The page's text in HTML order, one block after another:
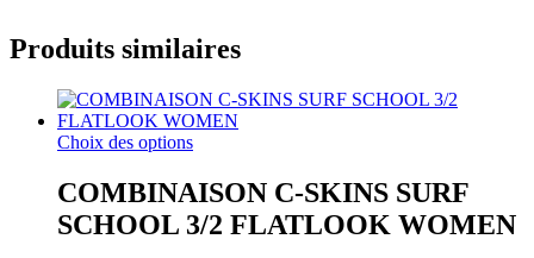
Produits similaires
Choix des optionsCe
a
plusieurs
variations.
COMBINAISON C-SKINS SURF
SCHOOL 3/2 FLATLOOK WOMEN